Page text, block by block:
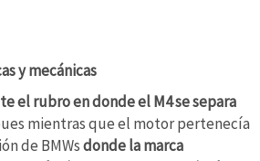
y mecánicas
el rubro en donde el M4 se separa
mientras que el motor pertenecía
de BMWsdonde la marca